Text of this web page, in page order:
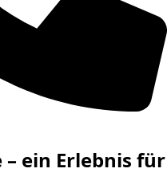
– ein Erlebnis für